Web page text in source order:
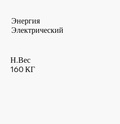
160 КГ
Н.Вес
Электрический
Энергия